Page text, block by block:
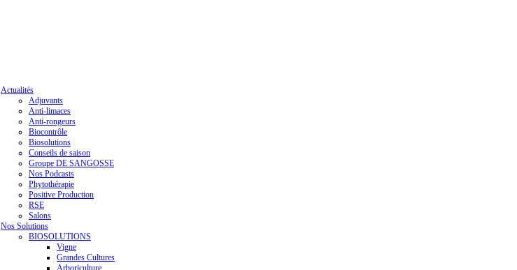
Actualités
Adjuvants
Anti-limaces
Anti-rongeurs
Biocontrôle
Biosolutions
Conseils de saison
Groupe DE SANGOSSE
Nos Podcasts
Phytothérapie
Positive Production
RSE
Salons
Nos Solutions
BIOSOLUTIONS
Vigne
Grandes Cultures
Arboriculture